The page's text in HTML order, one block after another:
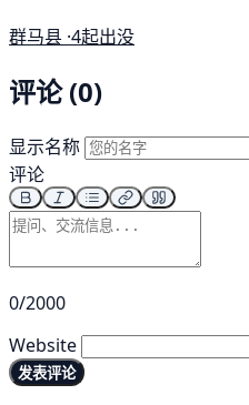
群马县 ·4起出没
评论 (0)
显示名称
评论
0/2000
Website
发表评论